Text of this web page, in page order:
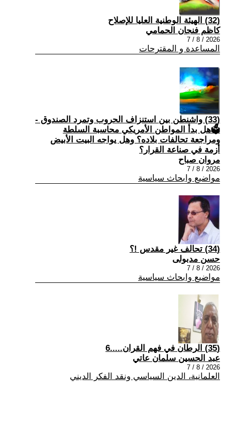
(32) الهيئة الوطنية العليا للإصلاح
كاظم فنجان الحمامي
2026 / 8 / 7
المساعدة و المقترحات
(33) واشنطن بين استنزاف الحروب وتمرد الصندوق -
🗳هل بدأ المواطن الأمريكي محاسبة السلطة
ومراجعة تحالفات بلاده؟ وهل يواجه البيت الأبيض
أزمة في صناعة القرار؟
مروان صباح
2026 / 8 / 7
مواضيع وابحاث سياسية
(34) تحالف غير مقدس !؟
حسن مدبولى
2026 / 8 / 7
مواضيع وابحاث سياسية
(35) الرطان في فهم القران.....6
عبد الحسين سلمان عاتي
2026 / 8 / 7
العلمانية، الدين السياسي ونقد الفكر الديني